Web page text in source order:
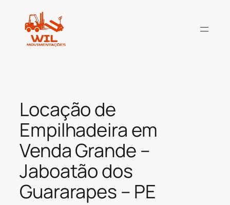
conteúdo
Locação de
Empilhadeira em
Venda Grande –
Jaboatão dos
Guararapes – PE